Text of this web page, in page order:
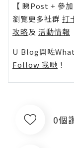
【 睇Post + 參
瀏覽更多社群 打
攻略及 活動情報
U Blog開咗
Follow 我哋 ！
0個